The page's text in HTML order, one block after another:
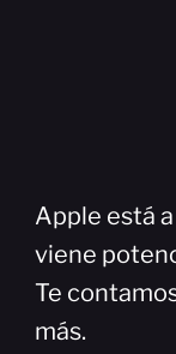
Apple está
viene
Te
más.